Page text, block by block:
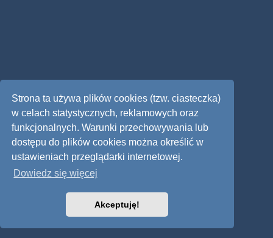
Strona ta używa plików cookies (tzw. ciasteczka)
w celach statystycznych, reklamowych oraz
funkcjonalnych. Warunki przechowywania lub
dostępu do plików cookies można określić w
ustawieniach przeglądarki internetowej.
Dowiedz się więcej
Akceptuję!